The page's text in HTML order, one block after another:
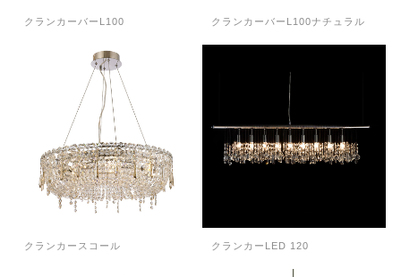
クランカーバーL100 クランカーバーL100ナチュラル
クランカースコール クランカーLED 120